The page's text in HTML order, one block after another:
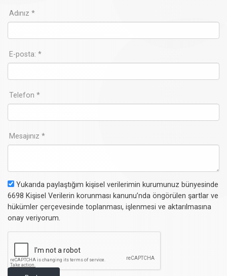
Adınız *
E-posta: *
Telefon *
Mesajınız *
Yukarıda paylaştığım kişisel verilerimin kurumunuz bünyesinde
6698 Kişisel Verilerin korunması kanunu’nda öngörülen şartlar ve
hükümler çerçevesinde toplanması, işlenmesi ve aktarılmasına
onay veriyorum.